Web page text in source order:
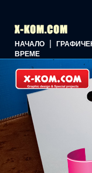
НАЧАЛО |
ВРЕМЕ